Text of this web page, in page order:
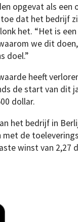
opgevat als een
dat het bedrijf
het. “Het is
we dit
doel.”
heeft
de start van dit
dollar.
het bedrijf in
de
winst van 2,27